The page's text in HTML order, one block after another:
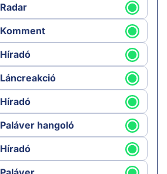
Radar
Komment
Híradó
Láncreakció
Híradó
Paláver hangoló
Híradó